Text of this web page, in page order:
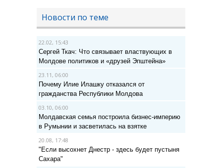
Новости по теме
22.02, 15:43
Сергей Ткач: Что связывает властвующих в
Молдове политиков и «друзей Эпштейна»
23.11, 06:00
Почему Илие Илашку отказался от
гражданства Республики Молдова
03.10, 06:00
Молдавская семья построила бизнес-империю
в Румынии и засветилась на взятке
20.08, 17:48
"Если высохнет Днестр - здесь будет пустыня
Сахара"